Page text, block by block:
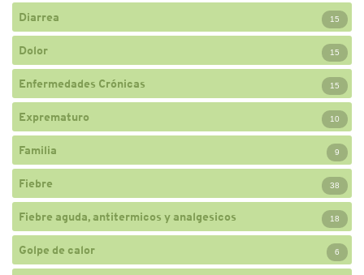
Diarrea 15
Dolor 15
Enfermedades Crónicas 15
Exprematuro 10
Familia 9
Fiebre 38
Fiebre aguda, antitermicos y analgesicos 18
Golpe de calor 6